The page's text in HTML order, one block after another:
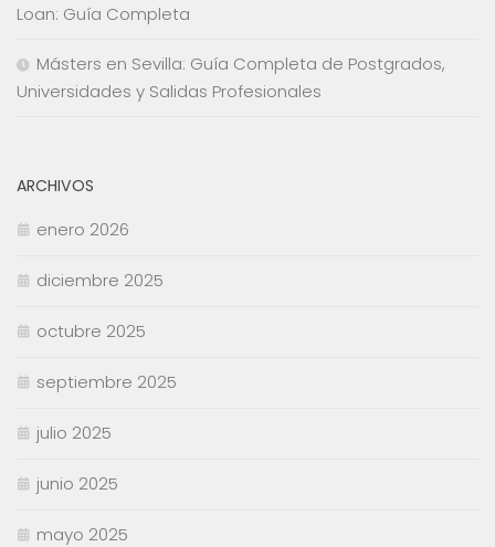
Loan: Guía Completa
Másters en Sevilla: Guía Completa de Postgrados,
Universidades y Salidas Profesionales
ARCHIVOS
enero 2026
diciembre 2025
octubre 2025
septiembre 2025
julio 2025
junio 2025
mayo 2025